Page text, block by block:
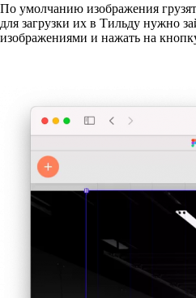
По умолчанию изображения
для загрузки их в Тильду нужно
изображениями и нажать на